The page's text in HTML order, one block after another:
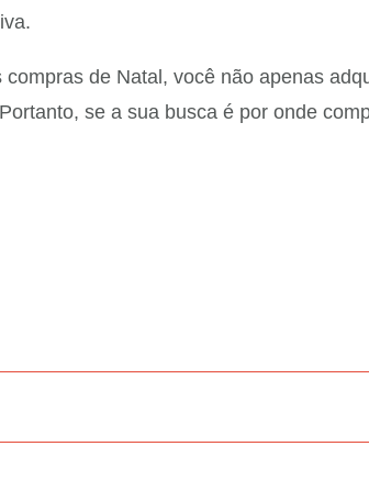
de Natal, você não apenas
se a sua busca é por onde